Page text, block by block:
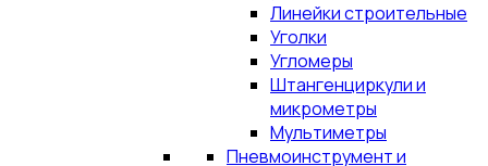
Линейки строительные
Уголки
Угломеры
Штангенциркули и
микрометры
Мультиметры
Пневмоинструмент и